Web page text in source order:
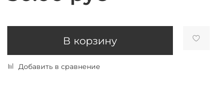
В корзину
Добавить в сравнение